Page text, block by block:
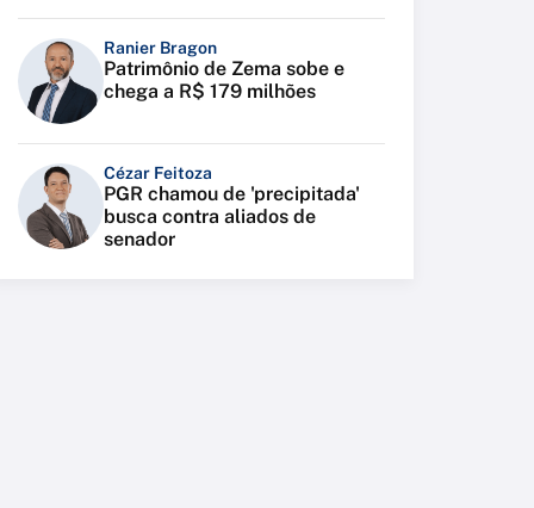
Ranier Bragon
Patrimônio de Zema sobe e
chega a R$ 179 milhões
Cézar Feitoza
PGR chamou de 'precipitada'
busca contra aliados de
senador